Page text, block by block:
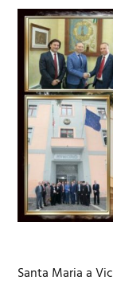
Santa Maria a